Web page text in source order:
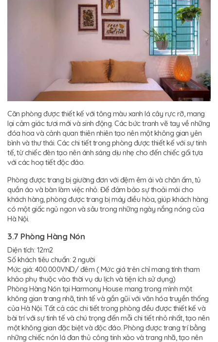
Căn phòng được thiết kế với tông màu xanh lá cây rực rỡ, mang
lại cảm giác tươi mới và sinh động. Các bức tranh vẽ tay về những
đóa hoa và cảnh quan thiên nhiên tạo nên một không gian yên
bình và thư thái. Các chi tiết trong phòng được thiết kế với sự tinh
tế, từ chiếc đèn tạo nên ánh sáng dịu nhẹ cho đến chiếc gối tựa
với các hoạ tiết độc đáo.
Phòng được trang bị giường đơn với đệm êm ái và chăn ấm, tủ
quần áo và bàn làm việc nhỏ. Để đảm bảo sự thoải mái cho
khách hàng, phòng được trang bị máy điều hòa, giúp khách hàng
có một giấc ngủ ngon và sâu trong những ngày nắng nóng của
Hà Nội.
3.7 Phòng Hàng Nón
Diện tích: 12m2
Số khách tiêu chuẩn: 2 người
Mức giá: 400.000VND/ đêm ( Mức giá trên chỉ mang tính tham
khảo phụ thuộc vào thời vụ du lịch và tiện ích sử dụng)
Phòng Hàng Nón tại Harmony House mang trong mình một
không gian trang nhã, tinh tế và gần gũi với văn hóa truyền thống
của Hà Nội. Tất cả các chi tiết trong phòng đều được thiết kế và
bài trí với sự tinh tế và chú trọng đến mỗi chi tiết nhỏ nhất, tạo nên
một không gian đặc biệt và độc đáo. Phòng được trang trí bằng
những chiếc nón lá đan thủ công tinh xảo và trang nhã, tạo nên